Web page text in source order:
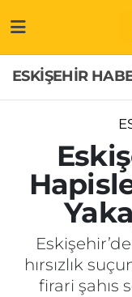
ESKİŞEHİR
hırsızlık
firari şahıs
GÜNDEM
ASAYİŞ
SİYASET
EKONOMİ
SAĞLIK
Hakkımızda
İletişim
Künye
Süper Lig
Tüm
Son Dakika
Haber Arşivi